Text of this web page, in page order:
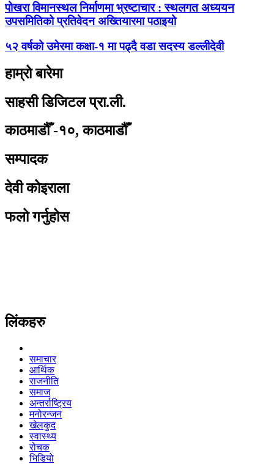
पोखरा विमानस्थल निर्माणमा भ्रष्टाचार : स्थलगत अध्ययन
उपसमितिको प्रतिवेदन अख्तियारमा पठाइयो
५२ वर्षको उमेरमा कक्षा-१ मा पढ्दै वडा सदस्य डल्लीदेवी
हाम्रो बारेमा
साहसी डिजिटल प्रा.ली.
काठमाडौँ -१०, काठमाडौँ
सम्पादक
देवी कोइराला
फलो गर्नुहोस
लिंकहरु
समाचार
आर्थिक
राजनीति
समाज
अन्तर्राष्ट्रिय
मनोरन्जन
खेलकुद
स्वास्थ्य
रोचक
भिडियो